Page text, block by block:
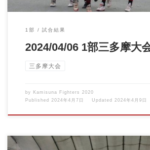
1部 試合結果
2024/04/06 1部三多摩大
三多摩大会
by Kamisuna Fighters 2020
Published
2024年4月7日 Updated 2024年4月9日